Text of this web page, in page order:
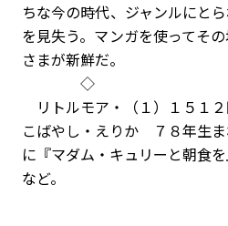
ちな今の時代、ジャンルにと
を見失う。マンガを使ってそ
さまが新鮮だ。
◇
リトルモア・（１）１５１
こばやし・えりか ７８年生
に『マダム・キュリーと朝食
など。